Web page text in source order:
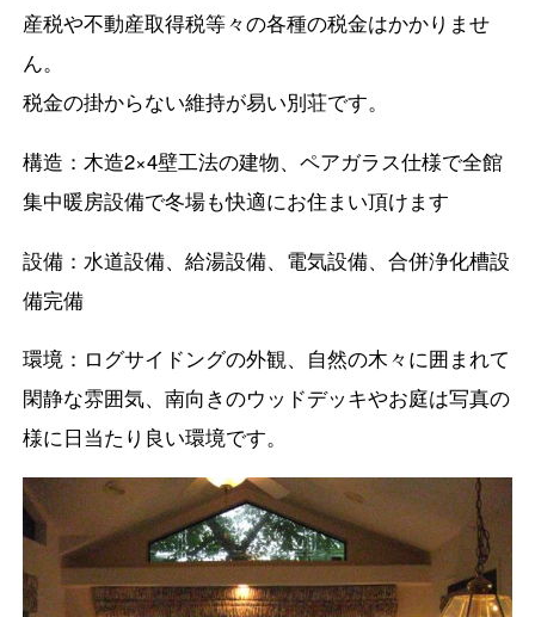
産税や不動産取得税等々の各種の税金はかかりませ
ん。
税金の掛からない維持が易い別荘です。
構造：木造2×4壁工法の建物、ペアガラス仕様で全館
集中暖房設備で冬場も快適にお住まい頂けます
設備：水道設備、給湯設備、電気設備、合併浄化槽設
備完備
環境：ログサイドングの外観、自然の木々に囲まれて
閑静な雰囲気、南向きのウッドデッキやお庭は写真の
様に日当たり良い環境です。